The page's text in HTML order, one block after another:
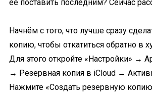
её поставить последним? Сейчас
Начнём с того, что лучше сразу
копию, чтобы откатиться обратно в
Для этого откройте «Настройки» →
→ Резервная копия в iCloud →
Нажмите «Создать резервную